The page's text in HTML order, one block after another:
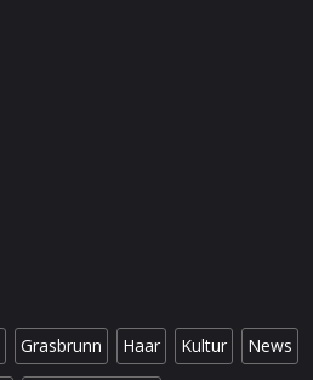
Grasbrunn Haar Kultur News